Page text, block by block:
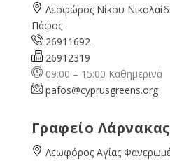
Λεοφώρος Νίκου
Πάφος
26911692
26912319
09:00 – 15:00 Καθημερινά
pafos@cyprusgreens.org
Γραφείο Λάρνακας
Λεωφόρος Αγίας